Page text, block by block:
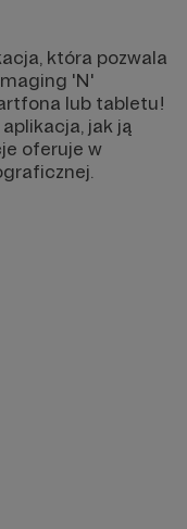
która pozwala
'N'
lub tabletu!
jak ją
oferuje w